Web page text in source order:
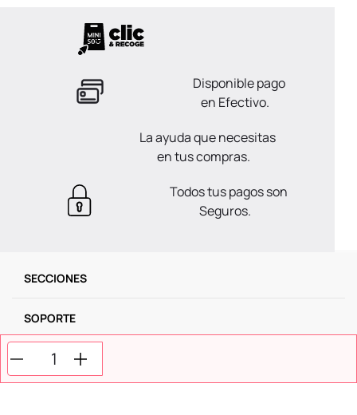
Disponible pago
en Efectivo.
La ayuda que necesitas
en tus compras.
Todos tus pagos son
Seguros.
SECCIONES
SOPORTE
SERVICIOS